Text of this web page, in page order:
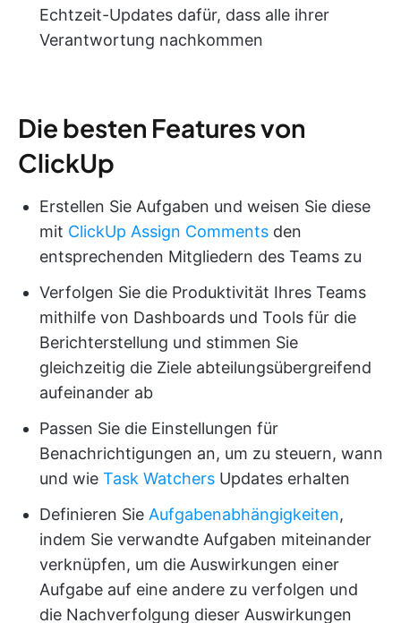
Echtzeit-Updates dafür, dass alle ihrer
Verantwortung nachkommen
Die besten Features von
ClickUp
Erstellen Sie Aufgaben und weisen Sie diese
mit ClickUp Assign Comments den
entsprechenden Mitgliedern des Teams zu
Verfolgen Sie die Produktivität Ihres Teams
mithilfe von Dashboards und Tools für die
Berichterstellung und stimmen Sie
gleichzeitig die Ziele abteilungsübergreifend
aufeinander ab
Passen Sie die Einstellungen für
Benachrichtigungen an, um zu steuern, wann
und wie Task Watchers Updates erhalten
Definieren Sie Aufgabenabhängigkeiten,
indem Sie verwandte Aufgaben miteinander
verknüpfen, um die Auswirkungen einer
Aufgabe auf eine andere zu verfolgen und
die Nachverfolgung dieser Auswirkungen